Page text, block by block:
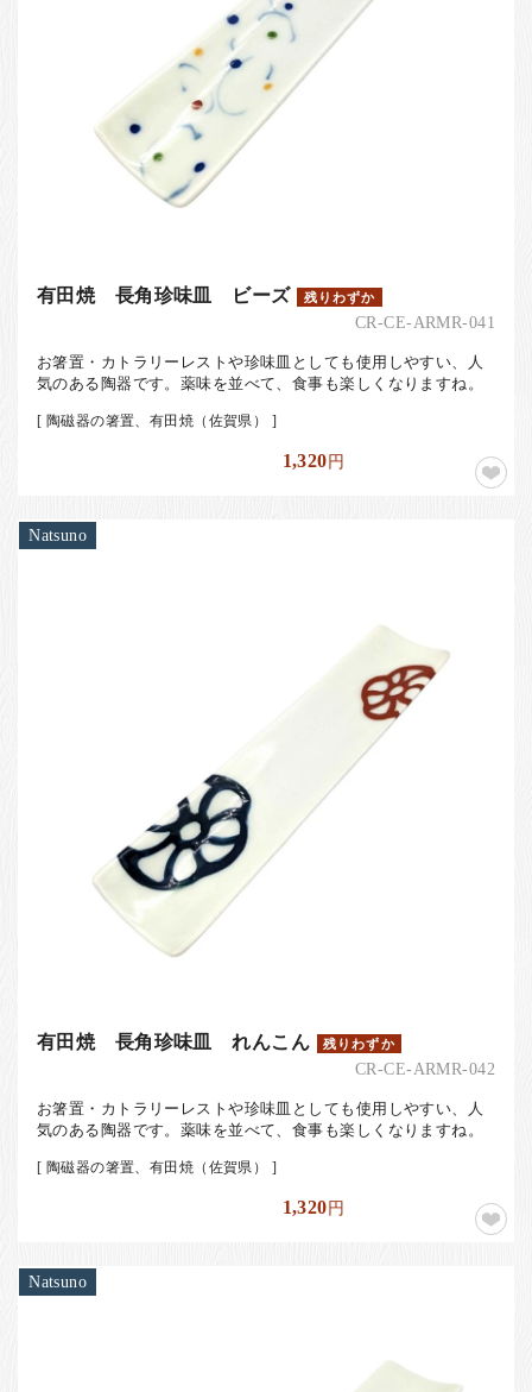
有田焼 長角珍味皿 ビーズ 残りわずか
CR-CE-ARMR-041
お箸置・カトラリーレストや珍味皿としても使用しやすい、人
気のある陶器です。薬味を並べて、食事も楽しくなりますね。
[ 陶磁器の箸置、有田焼（佐賀県） ]
1,320円
Natsuno
有田焼 長角珍味皿 れんこん 残りわずか
CR-CE-ARMR-042
お箸置・カトラリーレストや珍味皿としても使用しやすい、人
気のある陶器です。薬味を並べて、食事も楽しくなりますね。
[ 陶磁器の箸置、有田焼（佐賀県） ]
1,320円
Natsuno